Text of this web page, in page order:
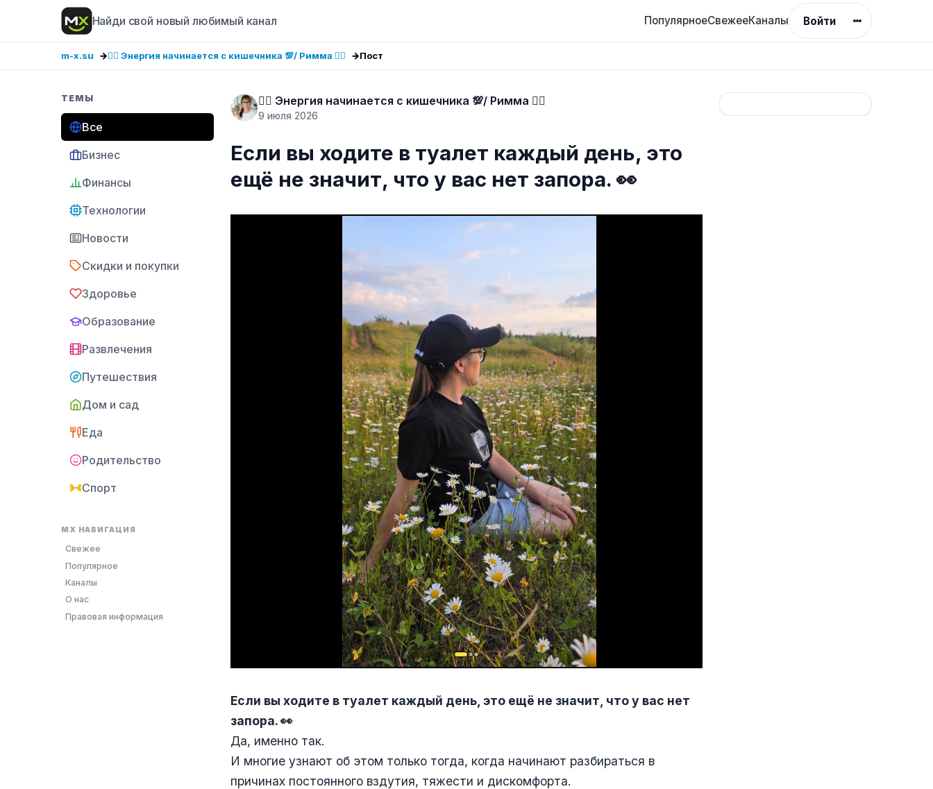
Найди свой новый любимый канал ПопулярноеСвежееКаналы Войти
m-x.su ❤️‍🔥 Энергия начинается с кишечника 💯/ Римма ❤️‍🔥 Пост
ТЕМЫ
Все
Бизнес
Финансы
Технологии
Новости
Скидки и покупки
Здоровье
Образование
Развлечения
Путешествия
Дом и сад
Еда
Родительство
Спорт
MX НАВИГАЦИЯ
Свежее
Популярное
Каналы
О нас
Правовая информация
❤️‍🔥 Энергия начинается с кишечника 💯/ Римма ❤️‍🔥
9 июля 2026
Если вы ходите в туалет каждый день, это
ещё не значит, что у вас нет запора. 👀
Если вы ходите в туалет каждый день, это ещё не значит, что у вас нет
запора. 👀
Да, именно так.
И многие узнают об этом только тогда, когда начинают разбираться в
причинах постоянного вздутия, тяжести и дискомфорта.